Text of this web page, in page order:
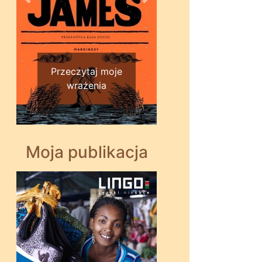
Przeczytaj moje
wrażenia
Wstecz Dalej
Moja publikacja